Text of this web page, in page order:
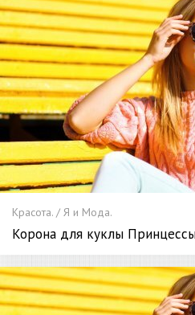
Красота. / Я и Мода.
Корона для куклы